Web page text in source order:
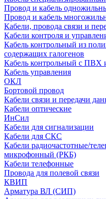
Провод и кабель
Провод и кабель
Кабели, провода связи и
Кабели контроля и
Кабель контрольный из
содержащих галогенов
Кабель контрольный с ПВХ
Кабель управления
ОКЛ
Бортовой провод
Кабели связи и передачи
Кабели оптические
ИнСил
Кабели для сигнализации
Кабели для СКС
Кабели радиочастотные/
микрофонный (РКБ)
Кабели телефонные
Провода для полевой связи
КВИП
Арматура ВЛ (СИП)